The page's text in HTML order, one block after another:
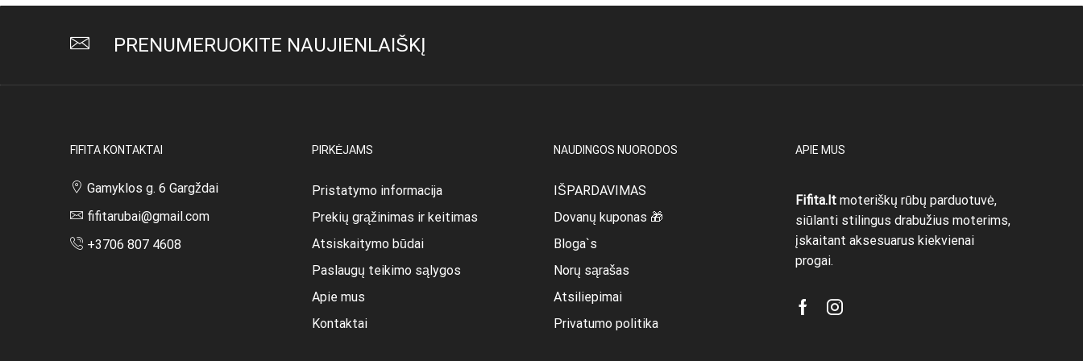
PRENUMERUOKITE NAUJIENLAIŠKĮ
FIFITA KONTAKTAI
Gamyklos g. 6 Gargždai
fifitarubai@gmail.com
+3706 807 4608
PIRKĖJAMS
Pristatymo informacija
Prekių grąžinimas ir keitimas
Atsiskaitymo būdai
Paslaugų teikimo sąlygos
Apie mus
Kontaktai
NAUDINGOS NUORODOS
IŠPARDAVIMAS
Dovanų kuponas 🎁
Bloga`s
Norų sąrašas
Atsiliepimai
Privatumo politika
APIE MUS
Fifita.lt moteriškų rūbų parduotuvė,
siūlanti stilingus drabužius moterims,
įskaitant aksesuarus kiekvienai
progai.
FacebookInstagram